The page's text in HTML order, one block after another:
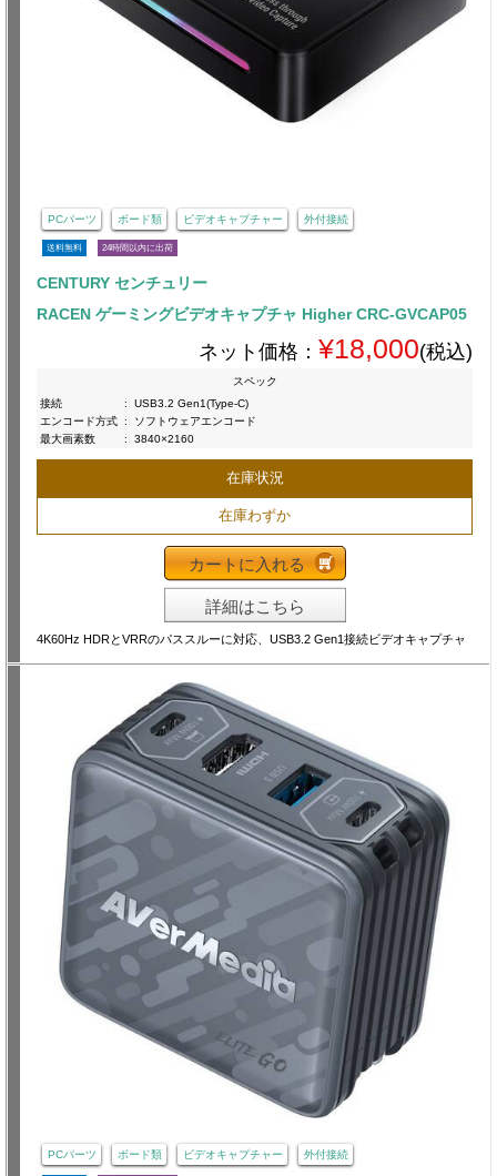
PCパーツ ボード類 ビデオキャプチャー 外付接続
送料無料 24時間以内に出荷
CENTURY センチュリー
RACEN ゲーミングビデオキャプチャ Higher CRC-GVCAP05
ネット価格： ¥18,000(税込)
スペック
接続
:
USB3.2 Gen1(Type-C)
エンコード方式 :
ソフトウェアエンコード
最大画素数
: 3840×2160
在庫状況
在庫わずか
カートに入れる
詳細はこちら
4K60Hz HDRとVRRのパススルーに対応、USB3.2 Gen1接続ビデオキャプチャ
PCパーツ ボード類 ビデオキャプチャー 外付接続